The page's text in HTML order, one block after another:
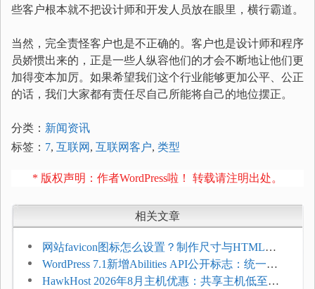
些客户根本就不把设计师和开发人员放在眼里，横行霸道。
当然，完全责怪客户也是不正确的。客户也是设计师和程序
员娇惯出来的，正是一些人纵容他们的才会不断地让他们更
加得变本加厉。如果希望我们这个行业能够更加公平、公正
的话，我们大家都有责任尽自己所能将自己的地位摆正。
分类： 新闻资讯
标签： 7, 互联网 , 互联网客户, 类型
* 版权声明：作者WordPress啦！ 转载请注明出处。
相关文章
网站favicon图标怎么设置？制作尺寸与HTML添
加方法
WordPress 7.1新增Abilities API公开标志：统一支
持REST API、MCP与AI代理
HawkHost 2026年8月主机优惠：共享主机低至